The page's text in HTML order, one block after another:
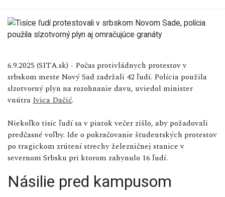
6.9.2025 (SITA.sk) - Počas protivládnych protestov v
srbskom meste Nový Sad zadržali 42 ľudí. Polícia použila
slzotvorný plyn na rozohnanie davu, uviedol minister
vnútra Ivica Dačić.
Niekoľko tisíc ľudí sa v piatok večer zišlo, aby požadovali
predčasné voľby. Ide o pokračovanie študentských protestov
po tragickom zrútení strechy železničnej stanice v
severnom Srbsku pri ktorom zahynulo 16 ľudí.
Násilie pred kampusom